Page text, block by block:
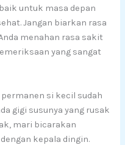
untuk masa depan
Jangan biarkan rasa
menahan rasa sakit
yang sangat
si kecil sudah
gigi susunya yang rusak
mari bicarakan
kepala dingin.